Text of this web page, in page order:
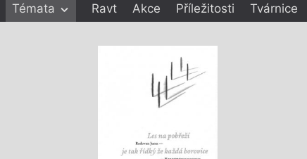
Témata Ravt Akce Příležitosti Tvárnice